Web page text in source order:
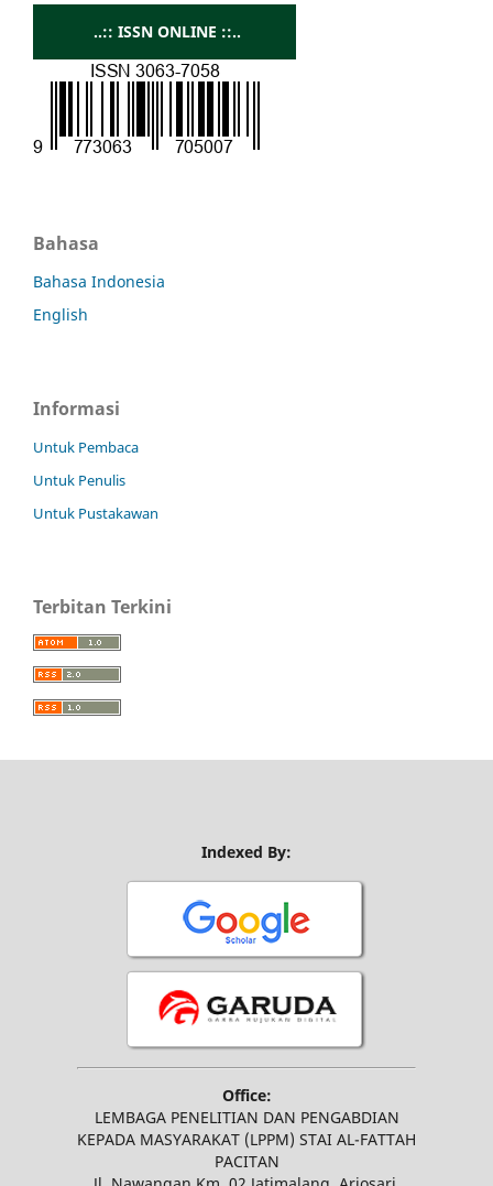
..:: ISSN ONLINE ::..
Bahasa
Bahasa Indonesia
English
Informasi
Untuk Pembaca
Untuk Penulis
Untuk Pustakawan
Terbitan Terkini
Indexed By:
Office:
LEMBAGA PENELITIAN DAN PENGABDIAN
KEPADA MASYARAKAT (LPPM) STAI AL-FATTAH
PACITAN